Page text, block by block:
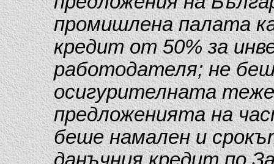
промишлена палата
кредит от 50% за
работодателя; не
осигурителната
предложенията на
беше намален и
данъчния кредит по